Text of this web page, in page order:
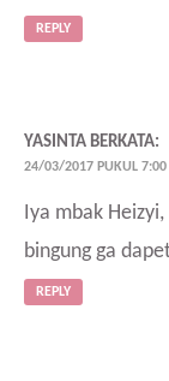
REPLY
YASINTA BERKATA:
24/03/2017 PUKUL 7:00
Iya mbak
bingung ga
REPLY